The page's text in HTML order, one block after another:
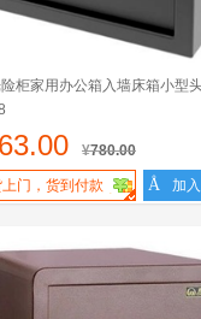
柜家用办公箱入墙床箱小型
¥780.00
门，货到付款 Å 加